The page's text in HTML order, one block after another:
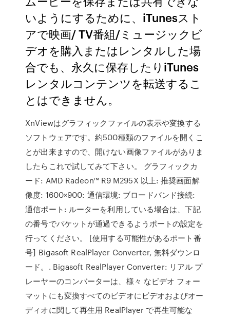
いようにするために、iTunesスト
アで映画/ TV番組/ミュージックビ
デオを購入またはレンタルした場
合でも、永久に保存したりiTunes
レンタルコンテンツを転送するこ
とはできません。
XnViewはグラフィックファイルの表示や変換する
ソフトウェアです。約500種類のファイルを開くこ
とが出来ますので、開けない画像ファイルがありま
したらこれで試してみて下さい。 グラフィックカ
ード: AMD Radeon™ R9 M295X 以上: 推奨画面解
像度: 1600×900: 通信環境: ブロードバンド接続:
通信ポート: ルーターを利用している場合は、下記
の番号でパケットが通過できるようポートの設定を
行ってください。 [使用する可能性があるポート番
号] Bigasoft RealPlayer Converter, 無料ダウンロ
ード。. Bigasoft RealPlayer Converter: リアル プ
レーヤーのコンバーターは、様々 なビデオ フォー
マットにも変換すべてのビデオにビデオおよびオー
ディオに関して再生用 RealPlayer で再生可能な